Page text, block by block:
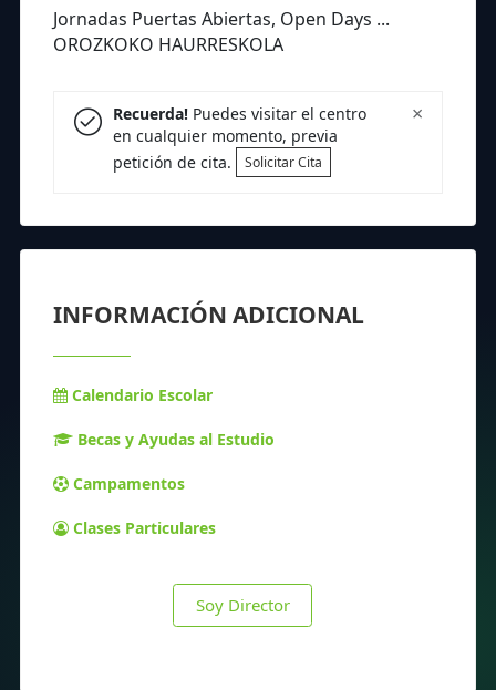
Jornadas Puertas Abiertas, Open Days ...
OROZKOKO HAURRESKOLA
×
Recuerda!Puedes visitar el centro
en cualquier momento, previa
petición de cita.
Solicitar Cita
INFORMACIÓN ADICIONAL
Calendario Escolar
Becas y Ayudas al Estudio
Campamentos
Clases Particulares
Soy Director